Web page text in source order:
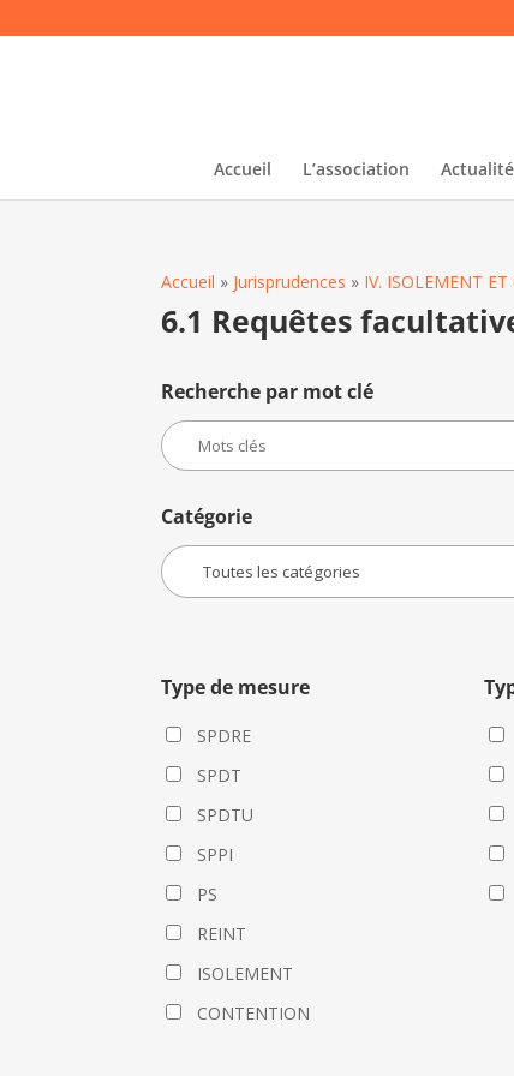
Accueil L’association
Accueil » Jurisprudences » IV. ISOLEMENT
6.1 Requêtes
Recherche par mot clé
Catégorie
Type de mesure
SPDRE
SPDT
SPDTU
SPPI
PS
REINT
ISOLEMENT
CONTENTION